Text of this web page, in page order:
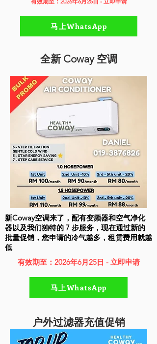
马上WhatsApp
全新 Coway 空调
新Coway空调来了，配有变频器和空气净化
器以及我们独特的 7 步服务，现在通过新的
批量促销，您申请的冷气越多，租赁费用就越
低
有效期至：2026年6月25日 - 立即申请
马上WhatsApp
户外过滤器充值促销